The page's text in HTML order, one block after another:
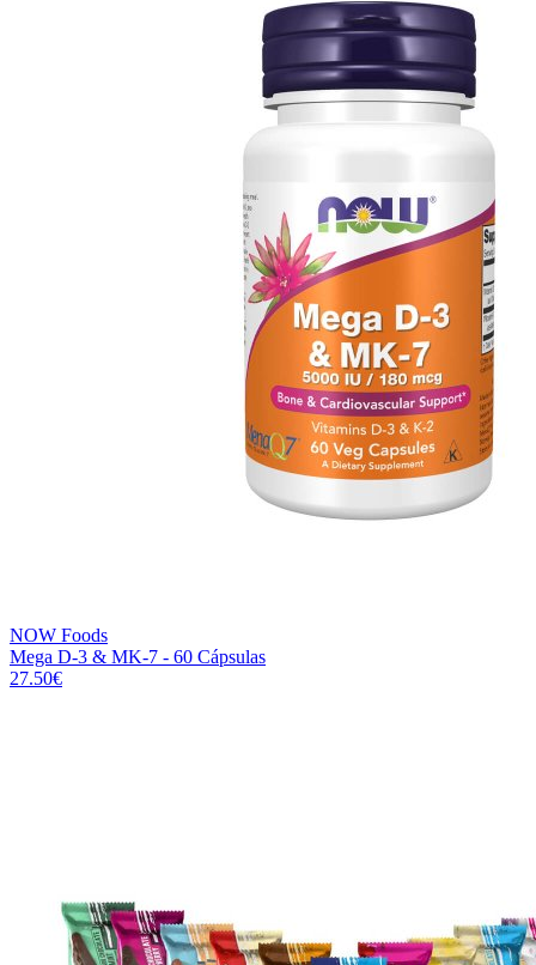
NOW Foods
Mega D-3 & MK-7 - 60 Cápsulas
27.50€